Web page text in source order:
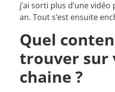
j’ai sorti plus d’une
an. Tout s’est ensuite
Quel
trouver sur
chaine ?